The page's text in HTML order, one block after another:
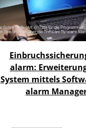
alarm:
System mittels
alarm